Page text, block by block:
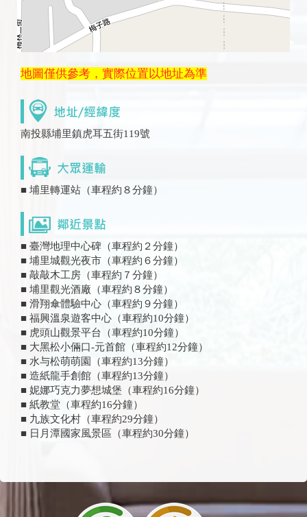
地圖僅供參考，實際位置以地址為準
南投縣埔里鎮虎耳五街119號
■ 埔里轉運站（車程約８分鐘）
■ 臺灣地理中心碑（車程約２分鐘）
■ 埔里城觀光夜市（車程約６分鐘）
■ 敲敲木工房（車程約７分鐘）
■ 埔里觀光酒廠（車程約８分鐘）
■ 滑翔傘體驗中心（車程約９分鐘）
■ 福興溫泉遊客中心（車程約10分鐘）
■ 虎頭山觀景平台（車程約10分鐘）
■ 大黑松小倆口-元首館（車程約12分鐘）
■ 水与松萌萌園（車程約13分鐘）
■ 造紙龍手創館（車程約13分鐘）
■ 妮娜巧克力夢想城堡（車程約16分鐘）
■ 紙教堂（車程約16分鐘）
■ 九族文化村（車程約29分鐘）
■ 日月潭國家風景區（車程約30分鐘）